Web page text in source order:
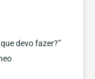
devo fazer?”